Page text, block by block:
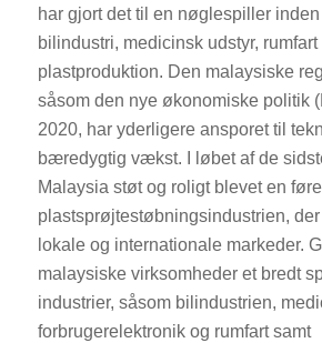
har gjort det til en nøglespiller
bilindustri, medicinsk udstyr, rumfart
plastproduktion. Den malaysiske
såsom den nye økonomiske politik
2020, har yderligere ansporet til
bæredygtig vækst. I løbet af de
Malaysia støt og roligt blevet en
plastsprøjtestøbningsindustrien, der
lokale og internationale markeder.
malaysiske virksomheder et bredt
industrier, såsom bilindustrien,
forbrugerelektronik og rumfart samt